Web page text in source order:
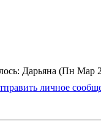
Дарьяна (Пн Мар